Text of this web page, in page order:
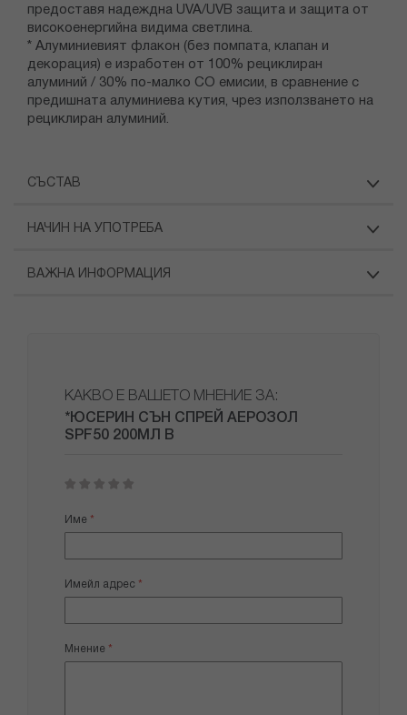
предоставя надеждна UVA/UVB защита и защита от
високоенергийна видима светлина.
* Алуминиевият флакон (без помпата, клапан и
декорация) е изработен от 100% рециклиран
алуминий / 30% по-малко CO емисии, в сравнение с
предишната алуминиева кутия, чрез използването на
рециклиран алуминий.
СЪСТАВ
НАЧИН НА УПОТРЕБА
ВАЖНА ИНФОРМАЦИЯ
КАКВО Е ВАШЕТО МНЕНИЕ ЗА:
*ЮСЕРИН СЪН СПРЕЙ АЕРОЗОЛ
SPF50 200МЛ В
star
stars
stars
stars
stars
Име
Имейл адрес
Мнение